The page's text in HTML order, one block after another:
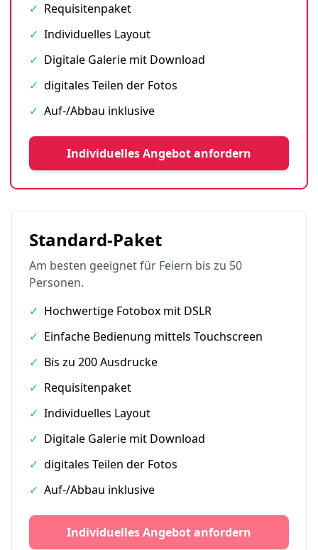
✓ Requisitenpaket
✓ Individuelles Layout
✓ Digitale Galerie mit Download
✓ digitales Teilen der Fotos
✓ Auf-/Abbau inklusive
Individuelles Angebot anfordern
Standard-Paket
Am besten geeignet für Feiern bis zu 50
Personen.
✓ Hochwertige Fotobox mit DSLR
✓ Einfache Bedienung mittels Touchscreen
✓ Bis zu 200 Ausdrucke
✓ Requisitenpaket
✓ Individuelles Layout
✓ Digitale Galerie mit Download
✓ digitales Teilen der Fotos
✓ Auf-/Abbau inklusive
Individuelles Angebot anfordern